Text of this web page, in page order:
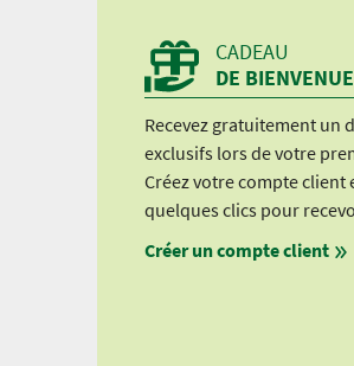
CADEAU
DE BIENVENUE
Recevez gratuitement un
exclusifs lors de votre
Créez votre compte client
quelques clics pour
Créer un compte client